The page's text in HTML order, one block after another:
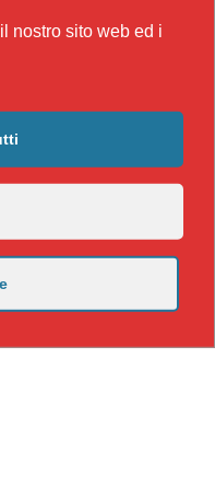
nostro sito web ed i